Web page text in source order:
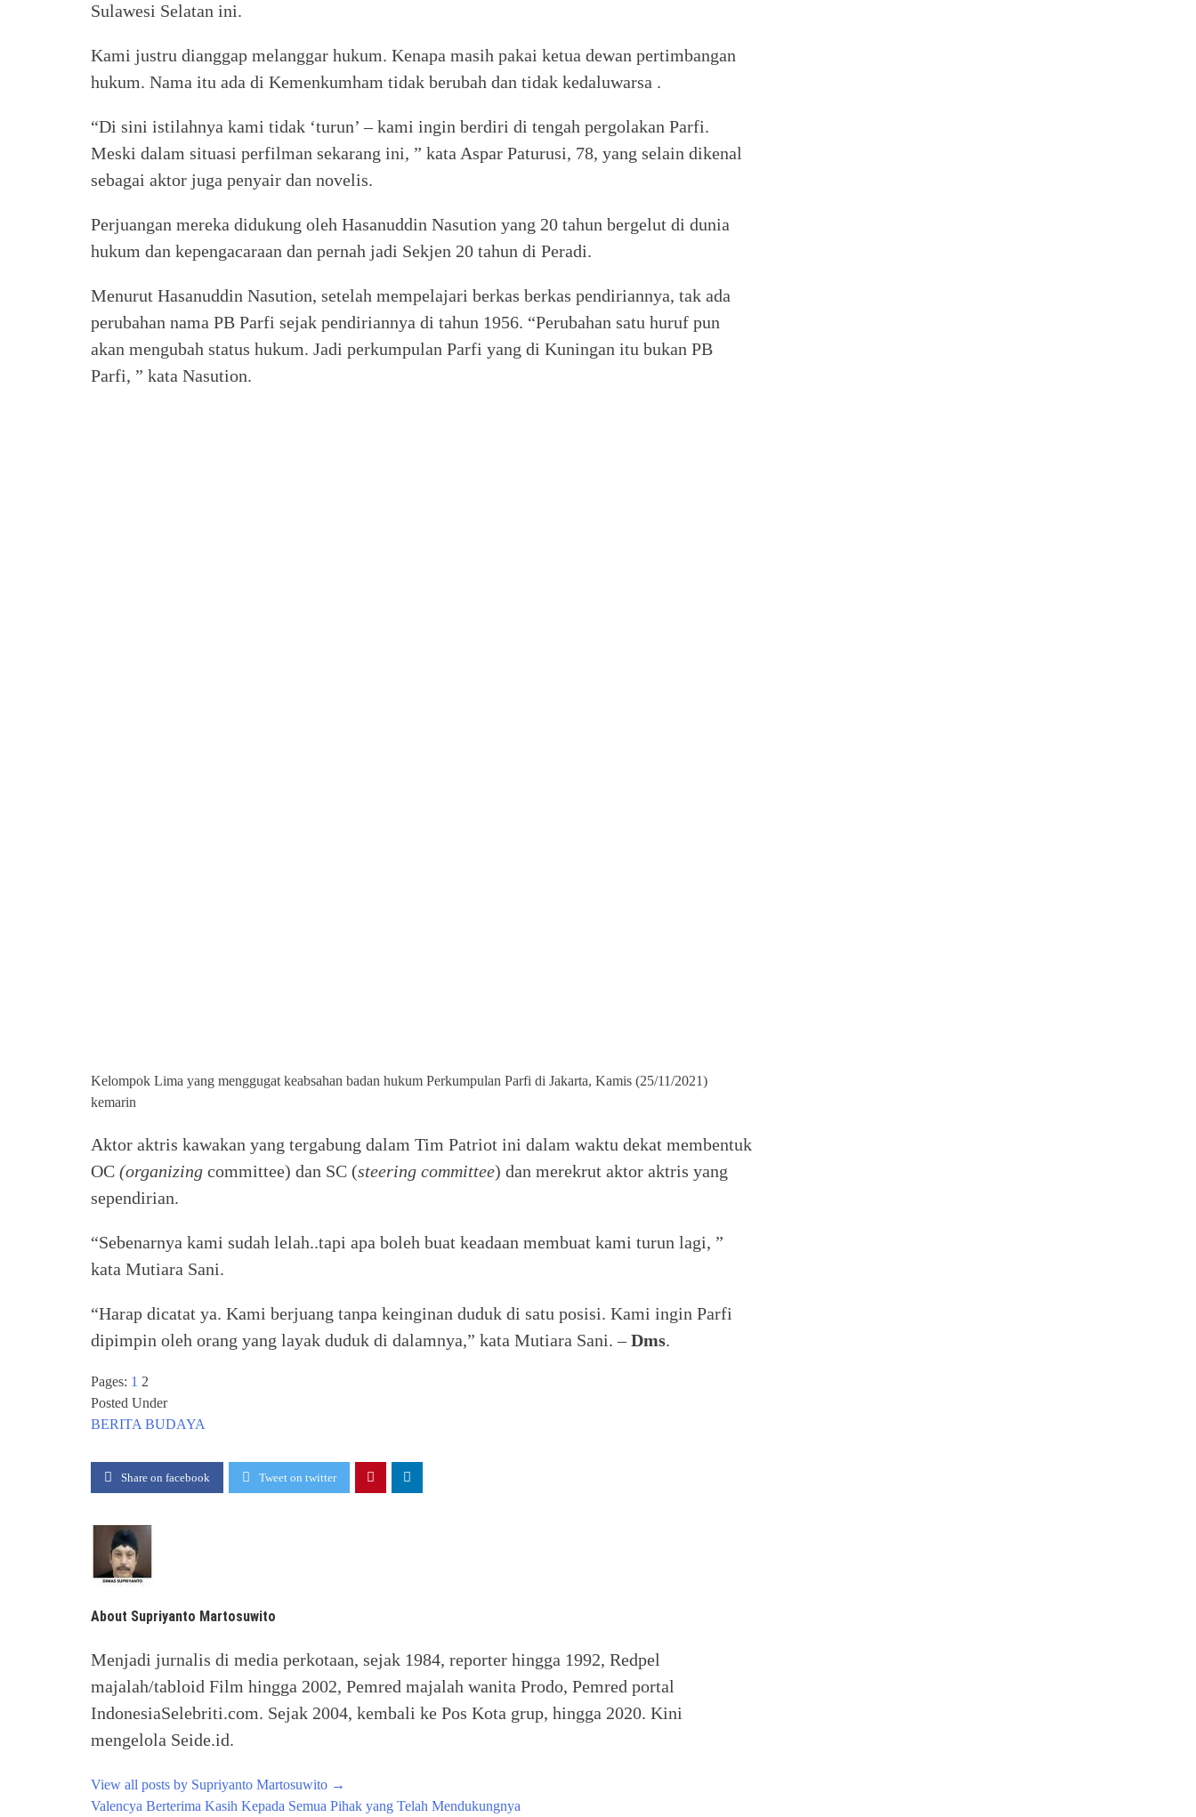
Sulawesi Selatan ini.
Kami justru dianggap melanggar hukum. Kenapa masih pakai ketua dewan pertimbangan
hukum. Nama itu ada di Kemenkumham tidak berubah dan tidak kedaluwarsa .
“Di sini istilahnya kami tidak ‘turun’ – kami ingin berdiri di tengah pergolakan Parfi.
Meski dalam situasi perfilman sekarang ini, ” kata Aspar Paturusi, 78, yang selain dikenal
sebagai aktor juga penyair dan novelis.
Perjuangan mereka didukung oleh Hasanuddin Nasution yang 20 tahun bergelut di dunia
hukum dan kepengacaraan dan pernah jadi Sekjen 20 tahun di Peradi.
Menurut Hasanuddin Nasution, setelah mempelajari berkas berkas pendiriannya, tak ada
perubahan nama PB Parfi sejak pendiriannya di tahun 1956. “Perubahan satu huruf pun
akan mengubah status hukum. Jadi perkumpulan Parfi yang di Kuningan itu bukan PB
Parfi, ” kata Nasution.
Kelompok Lima yang menggugat keabsahan badan hukum Perkumpulan Parfi di Jakarta, Kamis (25/11/2021)
kemarin
Aktor aktris kawakan yang tergabung dalam Tim Patriot ini dalam waktu dekat membentuk
OC (organizing committee) dan SC (steering committee) dan merekrut aktor aktris yang
sependirian.
“Sebenarnya kami sudah lelah..tapi apa boleh buat keadaan membuat kami turun lagi, ”
kata Mutiara Sani.
“Harap dicatat ya. Kami berjuang tanpa keinginan duduk di satu posisi. Kami ingin Parfi
dipimpin oleh orang yang layak duduk di dalamnya,” kata Mutiara Sani. –Dms.
Pages: 1 2
Posted Under
BERITA BUDAYA
Share on facebook Tweet on twitter
About Supriyanto Martosuwito
Menjadi jurnalis di media perkotaan, sejak 1984, reporter hingga 1992, Redpel
majalah/tabloid Film hingga 2002, Pemred majalah wanita Prodo, Pemred portal
IndonesiaSelebriti.com. Sejak 2004, kembali ke Pos Kota grup, hingga 2020. Kini
mengelola Seide.id.
View all posts by Supriyanto Martosuwito →
Post
Valencya Berterima Kasih Kepada Semua Pihak yang Telah Mendukungnya